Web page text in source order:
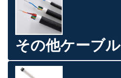
その他ケーブル